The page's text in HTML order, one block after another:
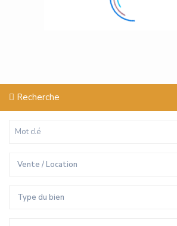
Recherche
Vente / Location
Type du bien